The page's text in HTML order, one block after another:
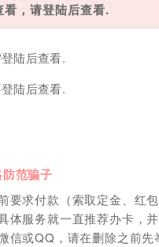
，请登陆后查看.
陆后查看.
陆后查看.
范骗子
要求付款（索取定金、红
体服务就一直推荐办卡，
信或QQ，请在删除之前